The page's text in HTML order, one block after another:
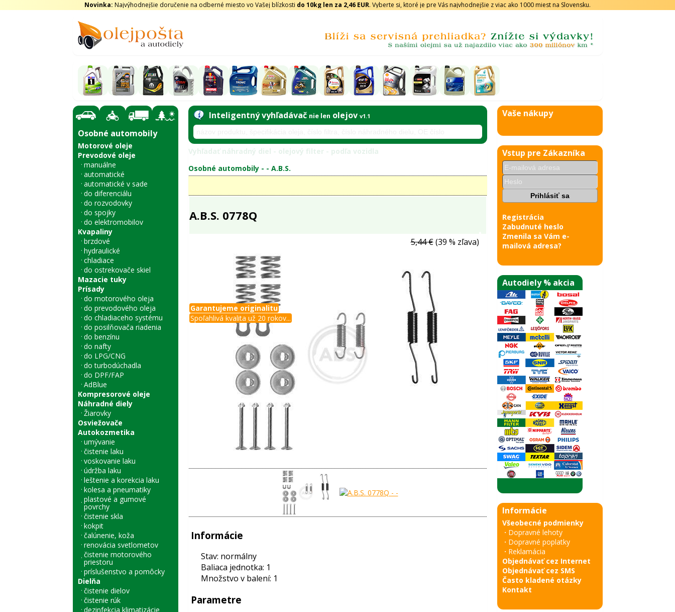
Novinka: Najvýhodnejšie doručenie na odberné miesto vo Vašej blízkosti do 10kg len za 2,46 EUR. Vyberte si, ktoré je pre Vás najvhodnejšie z viac ako 1000 miest na Slovensku.
Osobné automobily
Motorové oleje
Prevodové oleje
manuálne
automatické
automatické v sade
do diferenciálu
do rozvodovky
do spojky
do elektromobilov
Kvapaliny
brzdové
hydraulické
chladiace
do ostrekovače skiel
Mazacie tuky
Prísady
do motorového oleja
do prevodového oleja
do chladiaceho systému
do posilňovača riadenia
do benzínu
do nafty
do LPG/CNG
do turbodúchadla
do DPF/FAP
AdBlue
Kompresorové oleje
Náhradné diely
Žiarovky
Osviežovače
Autokozmetika
umývanie
čistenie laku
voskovanie laku
údržba laku
leštenie a korekcia laku
kolesa a pneumatiky
plastové a gumové
povrchy
čistenie skla
kokpit
čalúnenie, koža
renovácia svetlometov
čistenie motorového
priestoru
príslušenstvo a pomôcky
Dielňa
čistenie dielov
čistenie rúk
dezinfekcia klimatizácie
Inteligentný vyhľadávač nie len olejov v1.1
Vyhľadať náhradný diel - olejový filter - podľa vozidla
Osobné automobily - - A.B.S.
A.B.S. 0778Q
5,44 €(39 % zľava)
Garantujeme originalitu
Spoľahlivá kvalita už 20 rokov...
Informácie
Stav: normálny
Baliaca jednotka: 1
Množstvo v balení: 1
Parametre
Vaše nákupy
Vstup pre Zákazníka
Registrácia
Zabudnuté heslo
Zmenila sa Vám e-
mailová adresa?
Autodiely % akcia
Informácie
Všeobecné podmienky
· Dopravné lehoty
· Dopravné poplatky
· Reklamácia
Objednávať cez Internet
Objednávať cez SMS
Často kladené otázky
Kontakt